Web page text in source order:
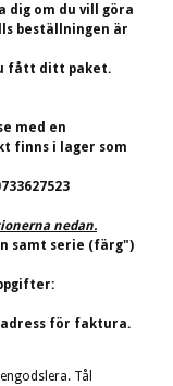
dig om du vill göra
beställningen är
fått ditt paket.
med en
finns i lager som
nedan.
samt serie (färg")
för faktura.
Tål